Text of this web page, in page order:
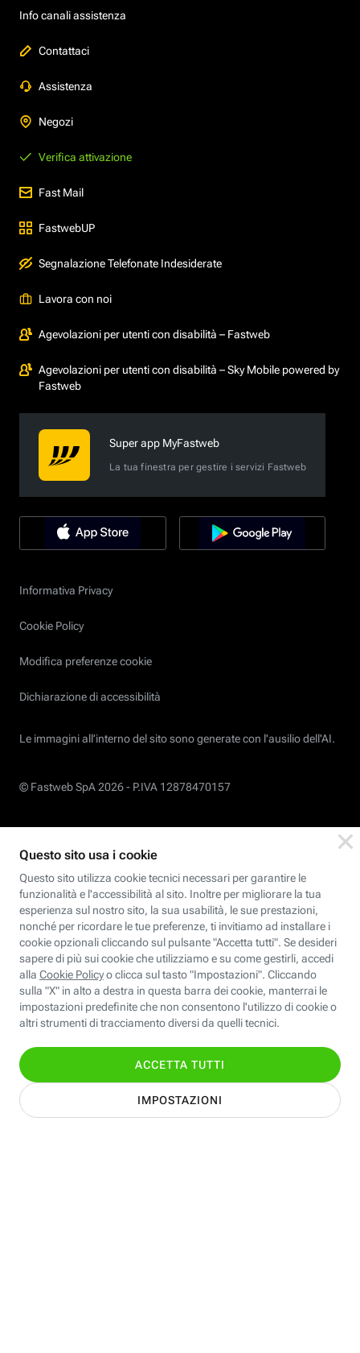
Info canali assistenza
Contattaci
Assistenza
Negozi
Verifica attivazione
Fast Mail
FastwebUP
Segnalazione Telefonate Indesiderate
Lavora con noi
Agevolazioni per utenti con disabilità – Fastweb
Agevolazioni per utenti con disabilità – Sky Mobile powered by
Fastweb
Super app MyFastweb
La tua finestra per gestire i servizi Fastweb
Informativa Privacy
Cookie Policy
Modifica preferenze cookie
Dichiarazione di accessibilità
Le immagini all’interno del sito sono generate con l'ausilio dell'AI.
© Fastweb SpA 2026 - P.IVA 12878470157